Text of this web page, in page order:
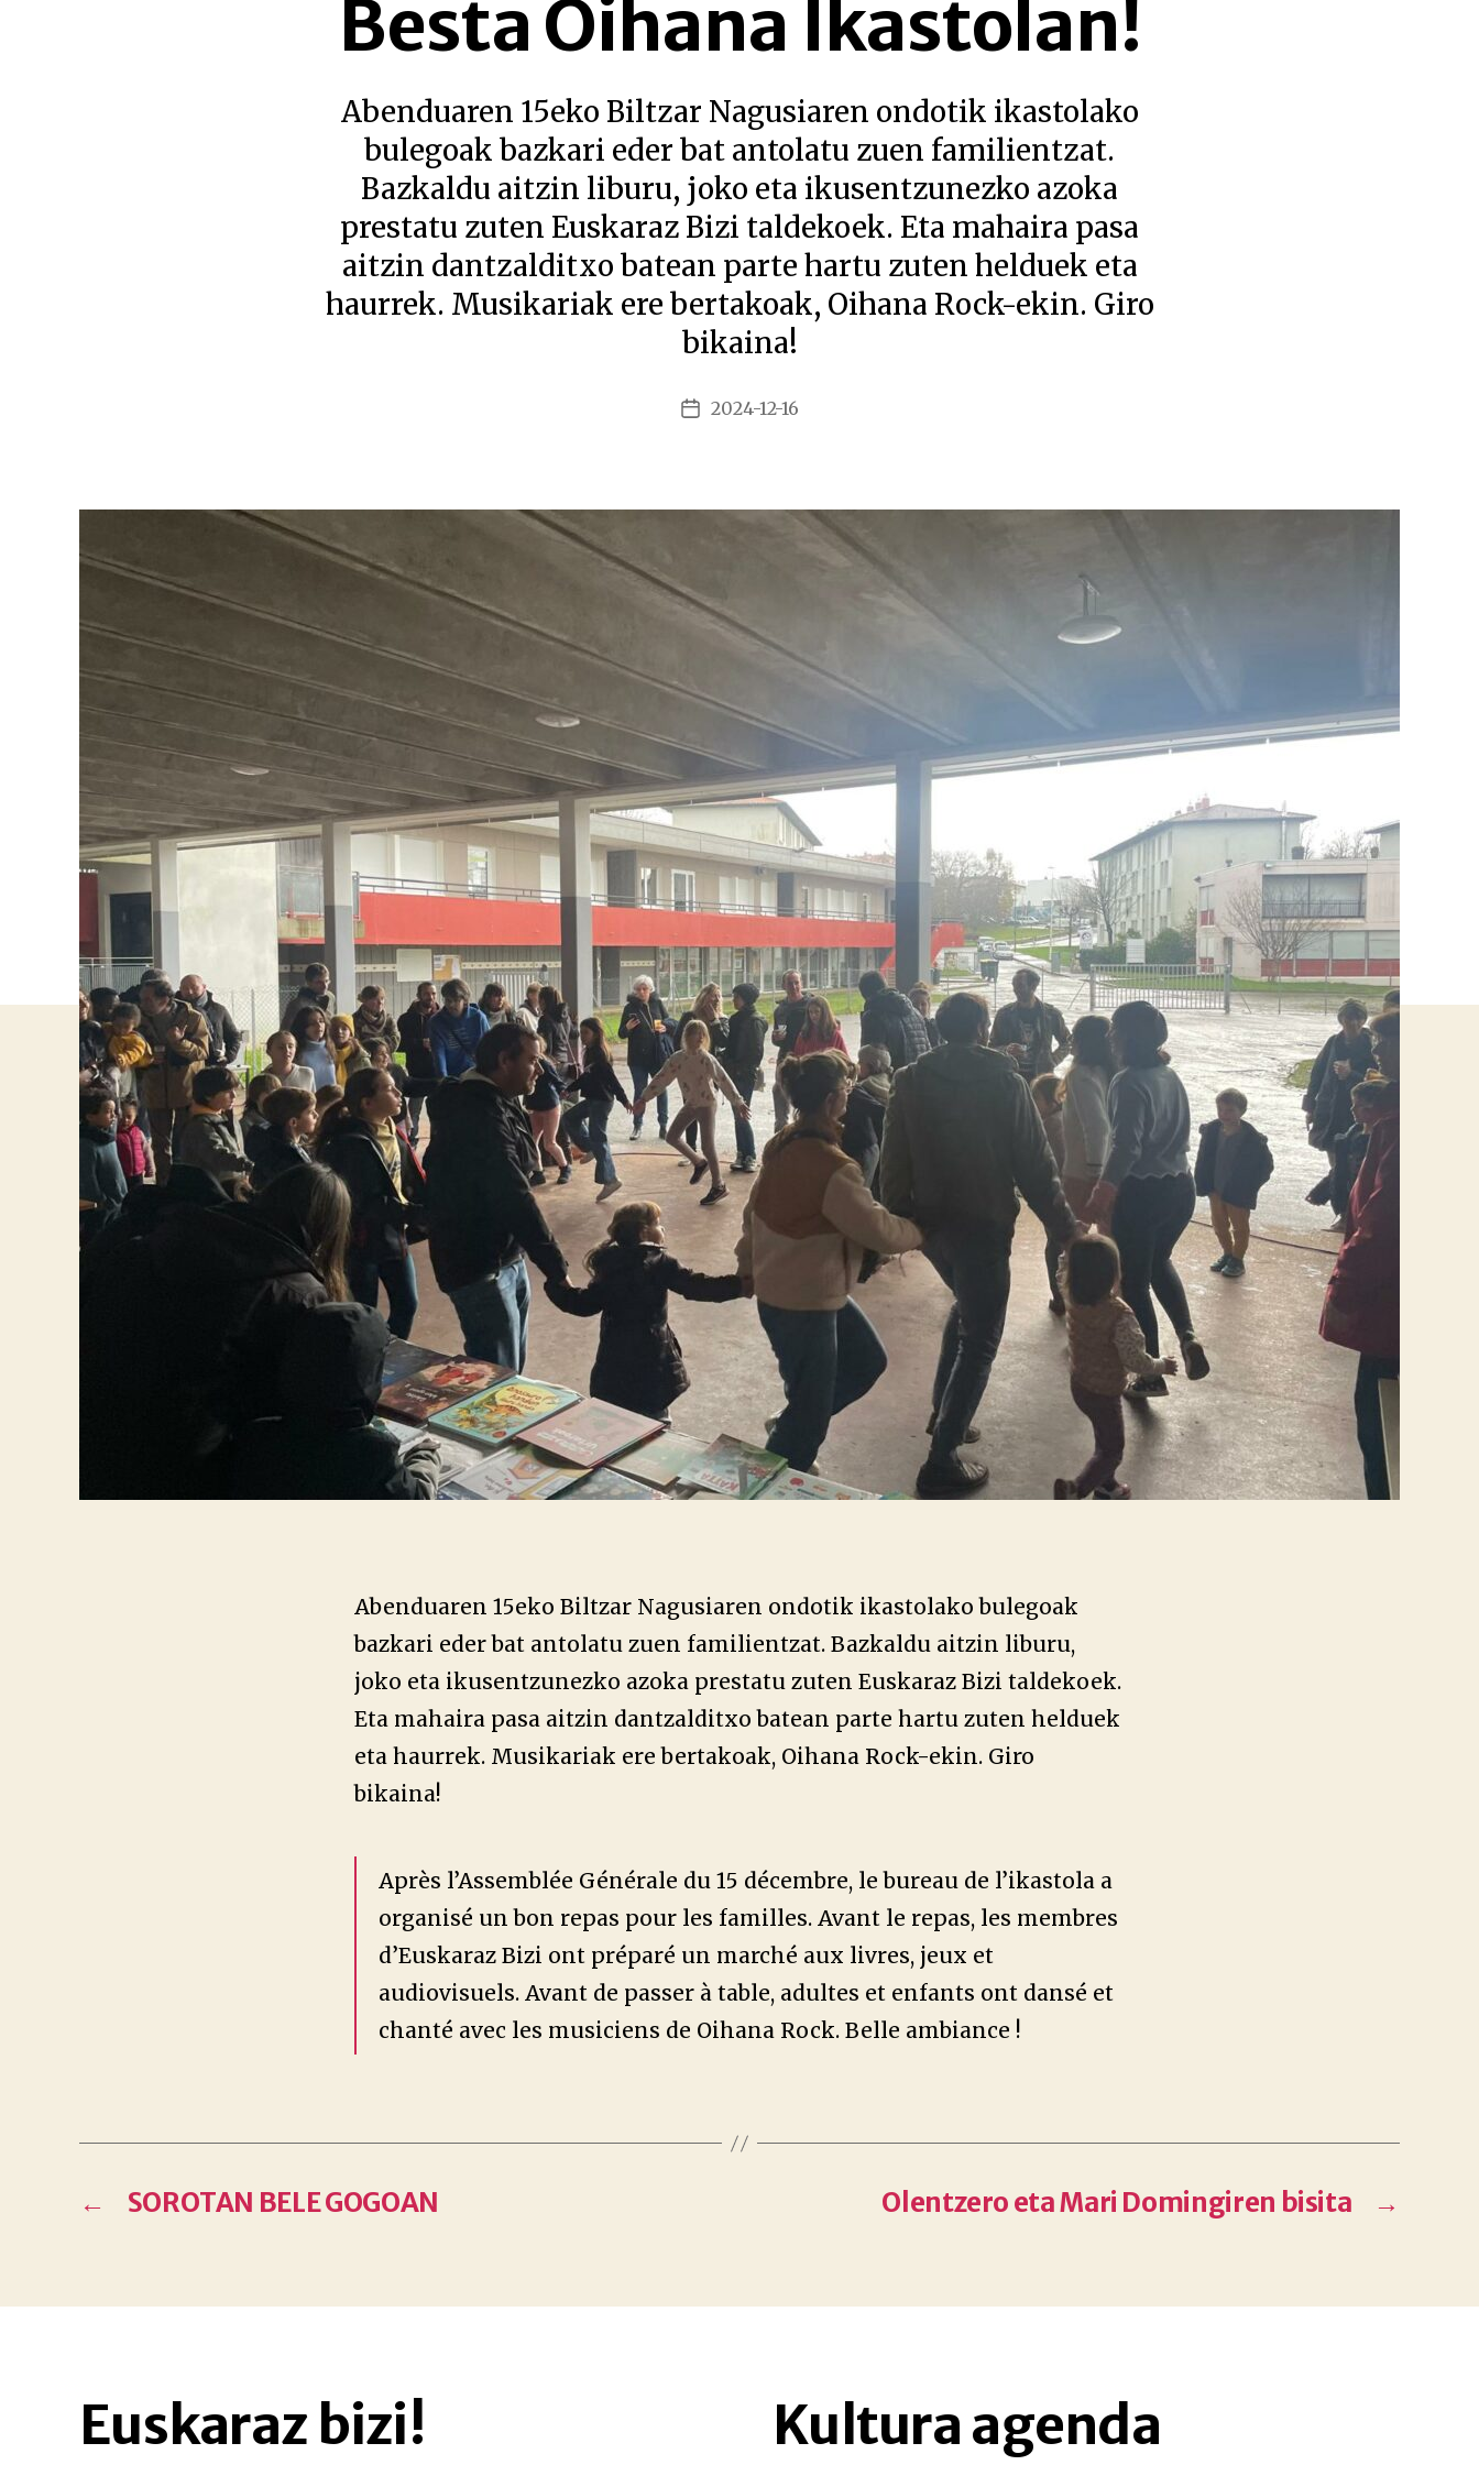
Besta Oihana Ikastolan!
Abenduaren 15eko Biltzar Nagusiaren ondotik ikastolako
bulegoak bazkari eder bat antolatu zuen familientzat.
Bazkaldu aitzin liburu, joko eta ikusentzunezko azoka
prestatu zuten Euskaraz Bizi taldekoek. Eta mahaira pasa
aitzin dantzalditxo batean parte hartu zuten helduek eta
haurrek. Musikariak ere bertakoak, Oihana Rock-ekin. Giro
bikaina!
Argitalpenaren
2024-12-16
Abenduaren 15eko Biltzar Nagusiaren ondotik ikastolako bulegoak
bazkari eder bat antolatu zuen familientzat. Bazkaldu aitzin liburu,
joko eta ikusentzunezko azoka prestatu zuten Euskaraz Bizi taldekoek.
Eta mahaira pasa aitzin dantzalditxo batean parte hartu zuten helduek
eta haurrek. Musikariak ere bertakoak, Oihana Rock-ekin. Giro
bikaina!
Après l’Assemblée Générale du 15 décembre, le bureau de l’ikastola a
organisé un bon repas pour les familles. Avant le repas, les membres
d’Euskaraz Bizi ont préparé un marché aux livres, jeux et
audiovisuels. Avant de passer à table, adultes et enfants ont dansé et
chanté avec les musiciens de Oihana Rock. Belle ambiance !
← SOROTAN BELE GOGOAN →
Olentzero eta Mari Domingiren bisita
Euskaraz bizi! Kultura agenda